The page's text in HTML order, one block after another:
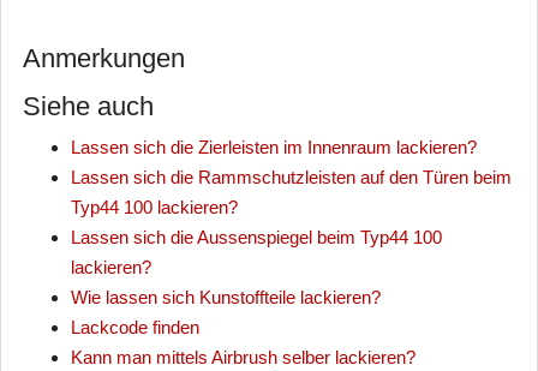
Anmerkungen
Siehe auch
Lassen sich die Zierleisten im Innenraum lackieren?
Lassen sich die Rammschutzleisten auf den Türen beim
Typ44 100 lackieren?
Lassen sich die Aussenspiegel beim Typ44 100
lackieren?
Wie lassen sich Kunstoffteile lackieren?
Lackcode finden
Kann man mittels Airbrush selber lackieren?